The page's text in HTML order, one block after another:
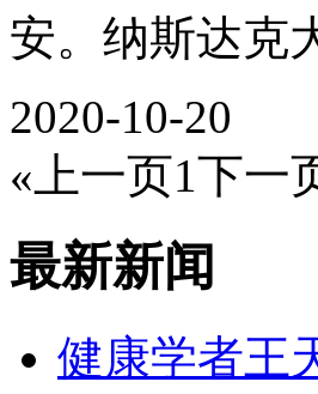
安。纳斯达克
2020-10-20
«上一页1下一
最新新闻
健康学者王